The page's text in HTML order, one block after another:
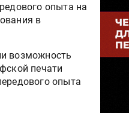
опыта на
в
возможность
печати
опыта